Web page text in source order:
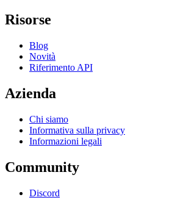
Risorse
Blog
Novità
Riferimento API
Azienda
Chi siamo
Informativa sulla privacy
Informazioni legali
Community
Discord